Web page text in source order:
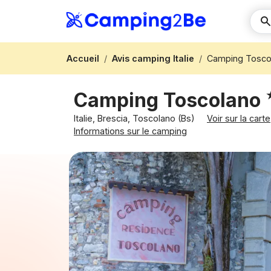
Accueil Avis camping Italie Camping
Camping Toscolano
Italie, Brescia, Toscolano (Bs)
Voir sur la carte
Informations sur le camping